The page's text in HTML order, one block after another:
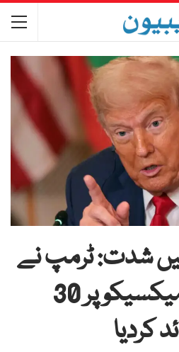
شدت: ٹرمپ نے
یورپی یونین اور میکسیکو پر 30
کردیا